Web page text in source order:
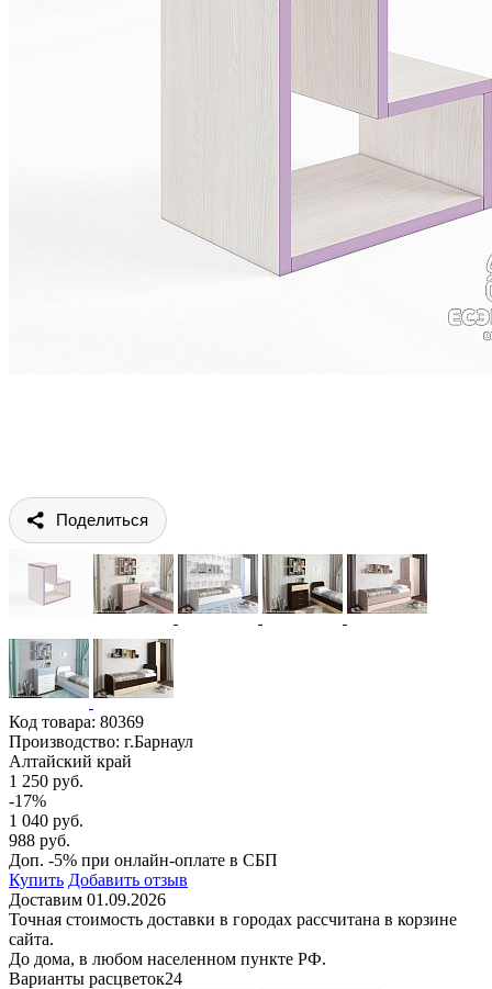
Поделиться
Код товара: 80369
Производство: г.Барнаул
Алтайский край
1 250 руб.
-17%
1 040 руб.
988 руб.
Доп. -5% при онлайн-оплате в СБП
Купить Добавить отзыв
Доставим 01.09.2026
Точная стоимость доставки в городах рассчитана в корзине
сайта.
До дома, в любом населенном пункте РФ.
Варианты расцветок24